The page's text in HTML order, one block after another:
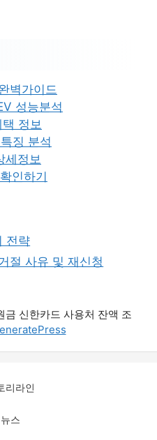
벽가이드
성능분석
정보
징 분석
세정보
인하기
전략
절 사유 및 재신청
신한카드 사용처 잔액 조
리라인
스